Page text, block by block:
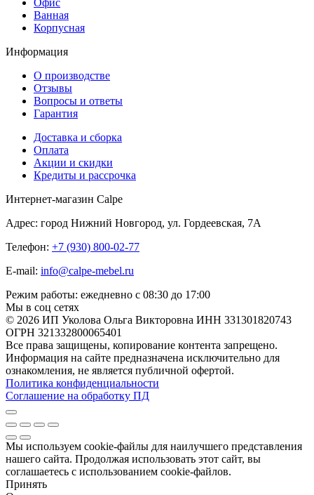
Офис
Ванная
Корпусная
Информация
О производстве
Отзывы
Вопросы и ответы
Гарантия
Доставка и сборка
Оплата
Акции и скидки
Кредиты и рассрочка
Интернет-магазин Calpe
Адрес: город Нижний Новгород, ул. Гордеевская, 7А
Телефон: +7 (930) 800-02-77
E-mail: info@calpe-mebel.ru
Режим работы: ежедневно с 08:30 до 17:00
Мы в соц сетях
© 2026 ИП Уколова Ольга Викторовна ИНН 331301820743
ОГРН 321332800065401
Все права защищены, копирование контента запрещено.
Информация на сайте предназначена исключительно для
ознакомления, не является публичной офертой.
Политика конфиденциальности
Соглашение на обработку ПД
Мы используем cookie-файлы для наилучшего представления
нашего сайта. Продолжая использовать этот сайт, вы
соглашаетесь с использованием cookie-файлов.
Принять